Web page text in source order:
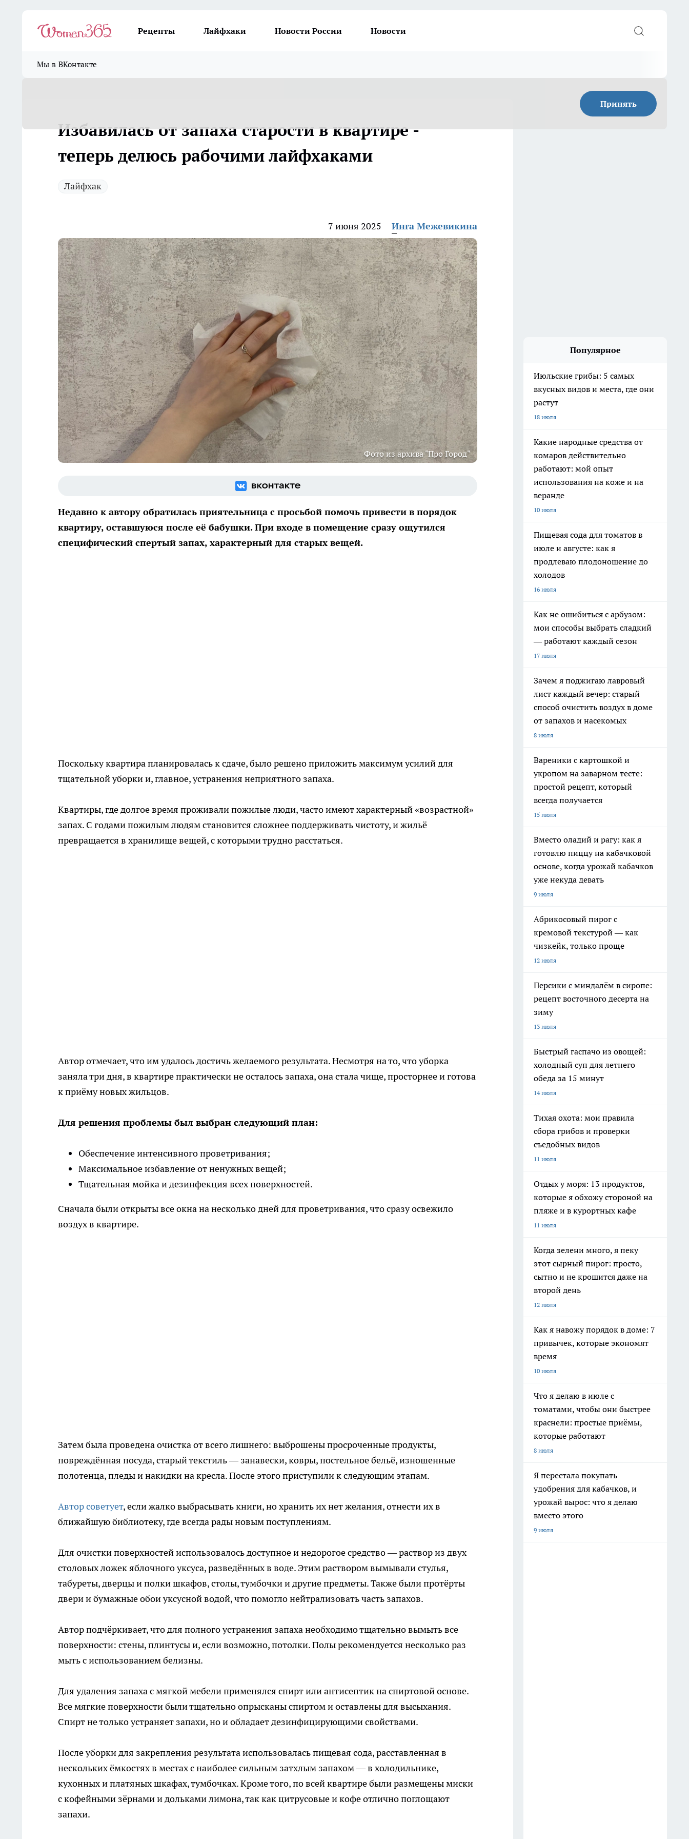
Рецепты Лайфхаки Новости России Новости
Мы в ВКонтакте
Принять
Избавилась от запаха старости в квартире -
теперь делюсь рабочими лайфхаками
Лайфхак
7 июня 2025 Инга Межевикина
Фото из архива "Про Город"
Недавно к автору обратилась приятельница с просьбой помочь привести в порядок
квартиру, оставшуюся после её бабушки. При входе в помещение сразу ощутился
специфический спертый запах, характерный для старых вещей.
Поскольку квартира планировалась к сдаче, было решено приложить максимум усилий для
тщательной уборки и, главное, устранения неприятного запаха.
Квартиры, где долгое время проживали пожилые люди, часто имеют характерный «возрастной»
запах. С годами пожилым людям становится сложнее поддерживать чистоту, и жильё
превращается в хранилище вещей, с которыми трудно расстаться.
Автор отмечает, что им удалось достичь желаемого результата. Несмотря на то, что уборка
заняла три дня, в квартире практически не осталось запаха, она стала чище, просторнее и готова
к приёму новых жильцов.
Для решения проблемы был выбран следующий план:
Обеспечение интенсивного проветривания;
Максимальное избавление от ненужных вещей;
Тщательная мойка и дезинфекция всех поверхностей.
Сначала были открыты все окна на несколько дней для проветривания, что сразу освежило
воздух в квартире.
Затем была проведена очистка от всего лишнего: выброшены просроченные продукты,
повреждённая посуда, старый текстиль — занавески, ковры, постельное бельё, изношенные
полотенца, пледы и накидки на кресла. После этого приступили к следующим этапам.
Автор советует, если жалко выбрасывать книги, но хранить их нет желания, отнести их в
ближайшую библиотеку, где всегда рады новым поступлениям.
Для очистки поверхностей использовалось доступное и недорогое средство — раствор из двух
столовых ложек яблочного уксуса, разведённых в воде. Этим раствором вымывали стулья,
табуреты, дверцы и полки шкафов, столы, тумбочки и другие предметы. Также были протёрты
двери и бумажные обои уксусной водой, что помогло нейтрализовать часть запахов.
Автор подчёркивает, что для полного устранения запаха необходимо тщательно вымыть все
поверхности: стены, плинтусы и, если возможно, потолки. Полы рекомендуется несколько раз
мыть с использованием белизны.
Для удаления запаха с мягкой мебели применялся спирт или антисептик на спиртовой основе.
Все мягкие поверхности были тщательно опрысканы спиртом и оставлены для высыхания.
Спирт не только устраняет запахи, но и обладает дезинфицирующими свойствами.
После уборки для закрепления результата использовалась пищевая сода, расставленная в
нескольких ёмкостях в местах с наиболее сильным затхлым запахом — в холодильнике,
кухонных и платяных шкафах, тумбочках. Кроме того, по всей квартире были размещены миски
с кофейными зёрнами и дольками лимона, так как цитрусовые и кофе отлично поглощают
запахи.
Популярное
Июльские грибы: 5 самых
вкусных видов и места, где они
растут
18 июля
Какие народные средства от
комаров действительно
работают: мой опыт
использования на коже и на
веранде
10 июля
Пищевая сода для томатов в
июле и августе: как я
продлеваю плодоношение до
холодов
16 июля
Как не ошибиться с арбузом:
мои способы выбрать сладкий
— работают каждый сезон
17 июля
Зачем я поджигаю лавровый
лист каждый вечер: старый
способ очистить воздух в доме
от запахов и насекомых
8 июля
Вареники с картошкой и
укропом на заварном тесте:
простой рецепт, который
всегда получается
15 июля
Вместо оладий и рагу: как я
готовлю пиццу на кабачковой
основе, когда урожай кабачков
уже некуда девать
9 июля
Абрикосовый пирог с
кремовой текстурой — как
чизкейк, только проще
12 июля
Персики с миндалём в сиропе:
рецепт восточного десерта на
зиму
13 июля
Быстрый гаспачо из овощей:
холодный суп для летнего
обеда за 15 минут
14 июля
Тихая охота: мои правила
сбора грибов и проверки
съедобных видов
11 июля
Отдых у моря: 13 продуктов,
которые я обхожу стороной на
пляже и в курортных кафе
11 июля
Когда зелени много, я пеку
этот сырный пирог: просто,
сытно и не крошится даже на
второй день
12 июля
Как я навожу порядок в доме: 7
привычек, которые экономят
время
10 июля
Что я делаю в июле с
томатами, чтобы они быстрее
краснели: простые приёмы,
которые работают
8 июля
Я перестала покупать
удобрения для кабачков, и
урожай вырос: что я делаю
вместо этого
9 июля